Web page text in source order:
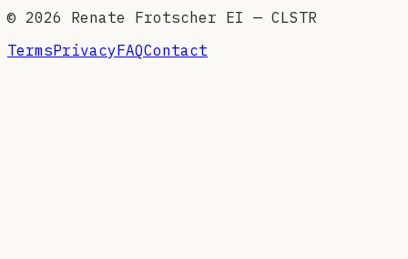
© 2026 Renate Frotscher EI — CLSTR
TermsPrivacyFAQContact